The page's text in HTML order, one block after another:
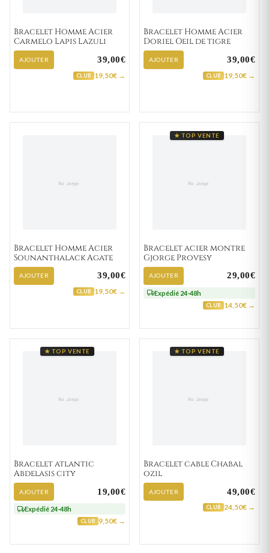
Bracelet Homme Acier
Carmelo Lapis Lazuli
AJOUTER 39,00€
CLUB 19,50€ →
Bracelet Homme Acier
Doriel Oeil de tigre
AJOUTER 39,00€
CLUB 19,50€ →
Bracelet Homme Acier
Sounanthalack Agate
AJOUTER 39,00€
CLUB 19,50€ →
★ TOP VENTE
Bracelet acier montre
Gjorge Provesy
AJOUTER 29,00€
Expédié 24-48h
CLUB 14,50€ →
★ TOP VENTE
Bracelet atlantic
Abdelasis city
AJOUTER 19,00€
Expédié 24-48h
CLUB 9,50€ →
★ TOP VENTE
Bracelet cable Chabal
ozil
AJOUTER 49,00€
CLUB 24,50€ →